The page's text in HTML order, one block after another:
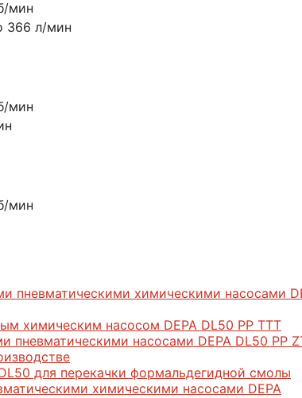
мин
366 л/мин
мин
мин
пневматическими химическими насосами
химическим насосом DEPA DL50 РР ТТТ
пневматическими насосами DEPA DL50 PP
для перекачки формальдегидной смолы
химическими насосами DEPA